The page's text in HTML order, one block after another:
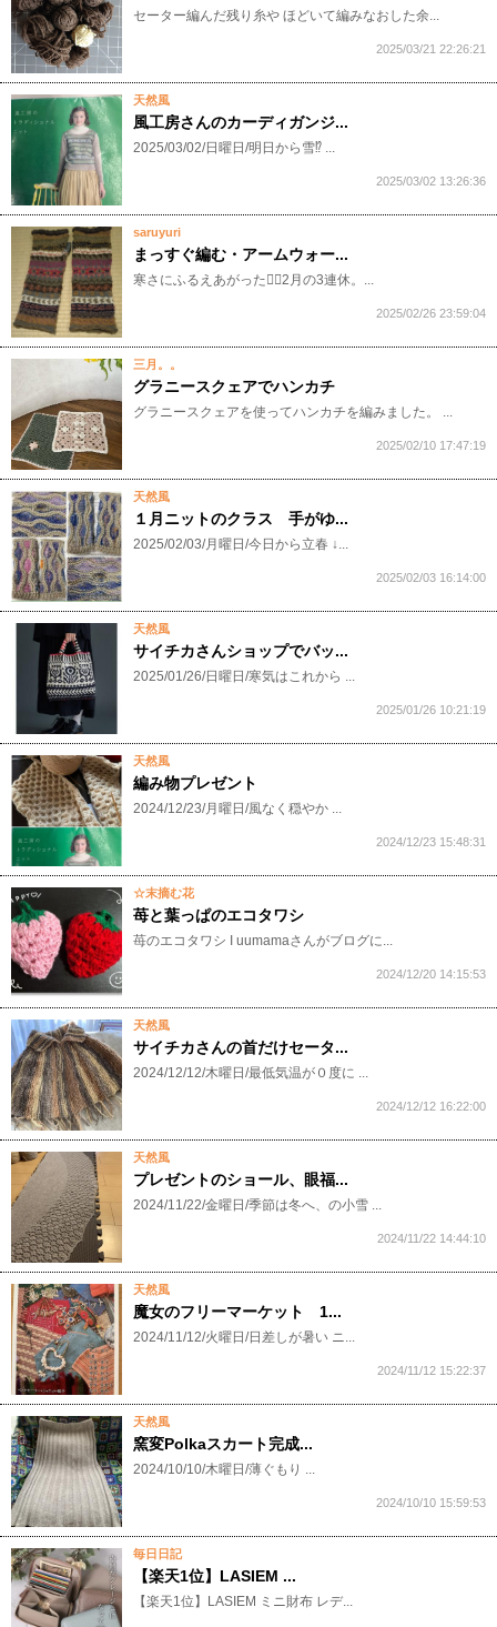
セーター編んだ残り糸や ほどいて編みなおした余...
2025/03/21 22:26:21
天然風
風工房さんのカーディガンジ...
2025/03/02/日曜日/明日から雪⁉︎ ...
2025/03/02 13:26:36
saruyuri
まっすぐ編む・アームウォー...
​​​​寒さにふるえあがった😵‍💫2月の3連休。...
2025/02/26 23:59:04
三月。。
グラニースクェアでハンカチ
グラニースクェアを使ってハンカチを編みました。 ...
2025/02/10 17:47:19
天然風
１月ニットのクラス 手がゆ...
2025/02/03/月曜日/今日から立春 ↓...
2025/02/03 16:14:00
天然風
サイチカさんショップでバッ...
2025/01/26/日曜日/寒気はこれから ...
2025/01/26 10:21:19
天然風
編み物プレゼント
2024/12/23/月曜日/風なく穏やか ...
2024/12/23 15:48:31
☆末摘む花
苺と葉っぱのエコタワシ
苺のエコタワシ I uumamaさんがブログに...
2024/12/20 14:15:53
天然風
サイチカさんの首だけセータ...
2024/12/12/木曜日/最低気温が０度に ...
2024/12/12 16:22:00
天然風
プレゼントのショール、眼福...
2024/11/22/金曜日/季節は冬へ、の小雪 ...
2024/11/22 14:44:10
天然風
魔女のフリーマーケット 1...
2024/11/12/火曜日/日差しが暑い ニ...
2024/11/12 15:22:37
天然風
窯変Polkaスカート完成...
2024/10/10/木曜日/薄ぐもり ...
2024/10/10 15:59:53
毎日日記
【楽天1位】LASIEM ...
【楽天1位】LASIEM ミニ財布 レデ...